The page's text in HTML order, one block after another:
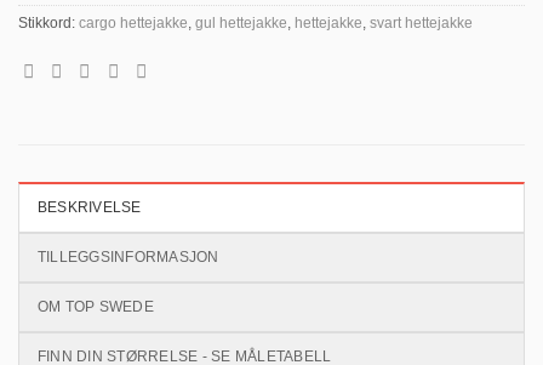
Stikkord: cargo hettejakke, gul hettejakke, hettejakke, svart hettejakke
BESKRIVELSE
TILLEGGSINFORMASJON
OM TOP SWEDE
FINN DIN STØRRELSE - SE MÅLETABELL